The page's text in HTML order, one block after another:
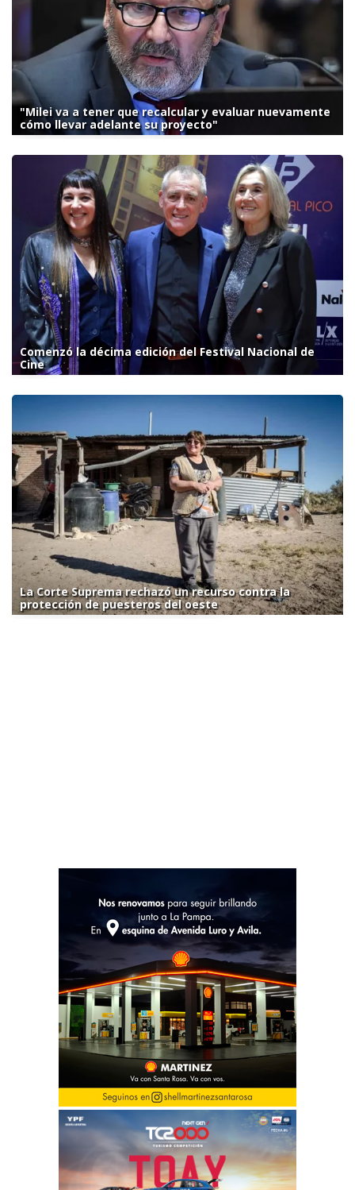
"Milei va a tener que recalcular y evaluar nuevamente
cómo llevar adelante su proyecto"
Comenzó la décima edición del Festival Nacional de
Cine
La Corte Suprema rechazó un recurso contra la
protección de puesteros del oeste